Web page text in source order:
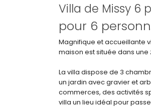
Villa de Missy 6
pour 6
Magnifique et accueillante
maison est située dans
La villa dispose de 3
un jardin avec gravier et
commerces, des activités
villa un lieu idéal pour